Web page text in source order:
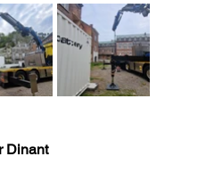
Dinant